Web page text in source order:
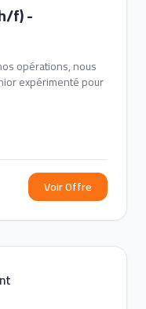
f) -
opérations, nous
expérimenté pour
Voir Offre